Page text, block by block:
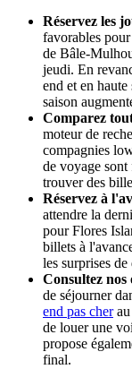
Réservez les
favorables
de Bâle-
jeudi. En
end et en
saison
Comparez
moteur de
compagnies
de voyage sont
trouver des
Réservez à
attendre la
pour Flores
billets à
les surprises
Consultez nos
de séjourner
end pas cherau
de louer une
propose
final.